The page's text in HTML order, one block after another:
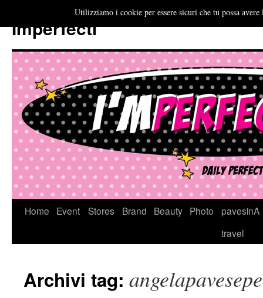
Imperfecti
VaiHome Event Stores Brand Beauty Photo
pavesinA
travel
Archivi tag:
Utilizziamo i cookie per essere sicuri che tu possa